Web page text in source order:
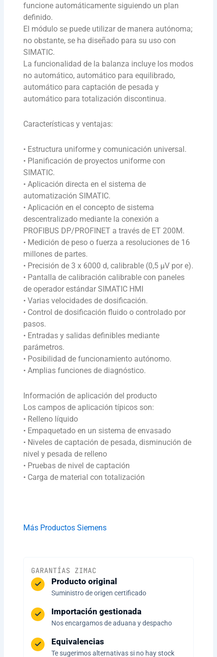
funcione automáticamente siguiendo un plan
definido.
El módulo se puede utilizar de manera autónoma;
no obstante, se ha diseñado para su uso con
SIMATIC.
La funcionalidad de la balanza incluye los modos
no automático, automático para equilibrado,
automático para captación de pesada y
automático para totalización discontinua.
Características y ventajas:
• Estructura uniforme y comunicación universal.
• Planificación de proyectos uniforme con
SIMATIC.
• Aplicación directa en el sistema de
automatización SIMATIC.
• Aplicación en el concepto de sistema
descentralizado mediante la conexión a
PROFIBUS DP/PROFINET a través de ET 200M.
• Medición de peso o fuerza a resoluciones de 16
millones de partes.
• Precisión de 3 x 6000 d, calibrable (0,5 μV por e).
• Pantalla de calibración calibrable con paneles
de operador estándar SIMATIC HMI
• Varias velocidades de dosificación.
• Control de dosificación fluido o controlado por
pasos.
• Entradas y salidas definibles mediante
parámetros.
• Posibilidad de funcionamiento autónomo.
• Amplias funciones de diagnóstico.
Información de aplicación del producto
Los campos de aplicación típicos son:
• Relleno líquido
• Empaquetado en un sistema de envasado
• Niveles de captación de pesada, disminución de
nivel y pesada de relleno
• Pruebas de nivel de captación
• Carga de material con totalización
Más Productos Siemens
GARANTÍAS ZIMAC
Producto original
Suministro de origen certificado
Importación gestionada
Nos encargamos de aduana y despacho
Equivalencias
Te sugerimos alternativas si no hay stock